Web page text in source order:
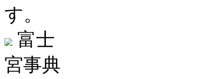
す。
富士
宮事典